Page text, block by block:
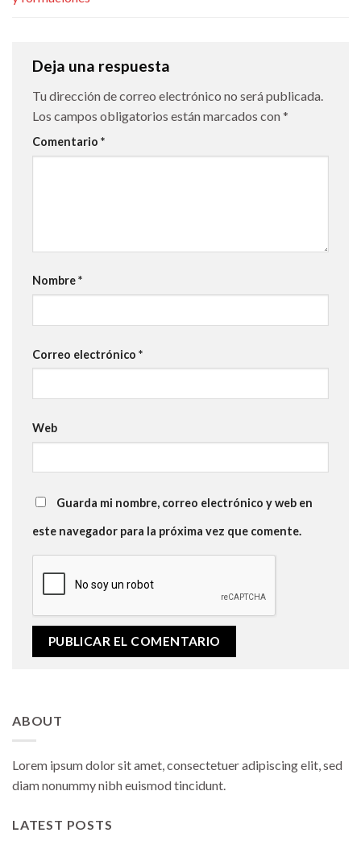
Deja una respuesta
Tu dirección de correo electrónico no será publicada.
Los campos obligatorios están marcados con*
Comentario *
Nombre*
Correo electrónico *
Web
Guarda mi nombre, correo electrónico y web en
este navegador para la próxima vez que comente.
ABOUT
Lorem ipsum dolor sit amet, consectetuer adipiscing elit, sed
diam nonummy nibh euismod tincidunt.
LATEST POSTS